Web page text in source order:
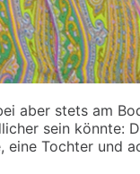
aber stets am
sein könnte:
Tochter und